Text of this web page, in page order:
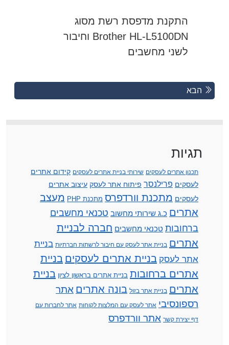
התקנת מדפסת רשת מסוג
Brother HL-L5100DN וחיבור
לשני מחשבים
Posts
Previous
Posts
הבא
תגיות
תכנון אתרים לעסקים שירותי בניית אתרים לעסקים קידום אתרים
לעסקים פרילנסר פיתוח אתר לעסק עיצוב אתרים
לעסקים מתכנת וורדפרס מתכנת PHP
מעצב
אתרים כ.ג שירותי מחשוב טכנאי מחשבים
ברחובות טכנאי מחשבים חברה לבניית
אתרים בניית אתר לעסק עם חיבור לרשתות חברתיות בניית
אתר לעסק בניית אתרים לעסקים בניית
אתרים ברחובות בניית אתרים בראשון לציון בניית
אתרים בניית אתר בזול בונה אתרים אתר
רספונסיבי אתר לעסק עם המלצות לקוחות אתר לחברות עם
דף יצירת קשר אתר וורדפרס